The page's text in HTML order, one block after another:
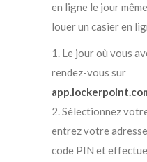
en ligne le jour
louer un casier en
1. Le jour où vous
rendez-vous sur
2. Sélectionnez
entrez votre
code PIN et